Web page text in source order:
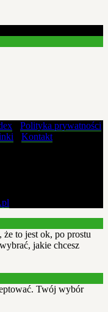
Polityka prywatności
Kontakt
że to jest ok, po prostu
jakie chcesz
Twój wybór